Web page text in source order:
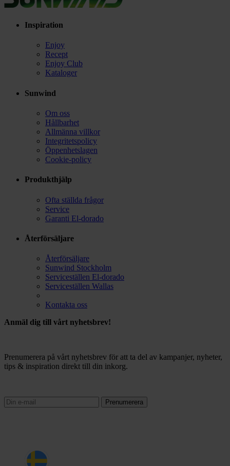
Inspiration
Enjoy
Recept
Enjoy Club
Kataloger
Sunwind
Om oss
Hållbarhet
Allmänna villkor
Integritetspolicy
Öppenhetslagen
Cookie-policy
Produkthjälp
Ofta ställda frågor
Service
Garanti El-dorado
Återförsäljare
Återförsäljare
Sunwind Stockholm
Serviceställen El-dorado
Serviceställen Wallas
Kontakta oss
Anmäl dig till vårt nyhetsbrev!
Prenumerera på vårt nyhetsbrev för att ta del av kampanjer, nyheter,
tips & inspiration direkt till din inkorg.
Prenumerera